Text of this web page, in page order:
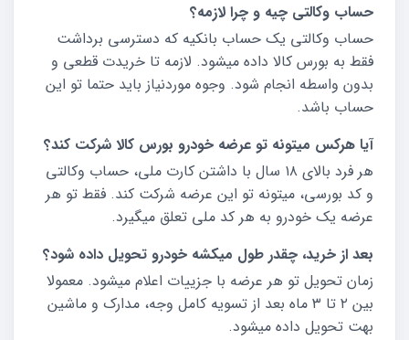
حساب وکالتی چیه و چرا لازمه؟
حساب وکالتی یک حساب بانکیه که دسترسی برداشت
فقط به بورس کالا داده میشود. لازمه تا خریدت قطعی و
بدون واسطه انجام شود. وجوه موردنیاز باید حتما تو این
حساب باشد.
آیا هرکس میتونه تو عرضه خودرو بورس کالا شرکت کند؟
هر فرد بالای ۱۸ سال با داشتن کارت ملی، حساب وکالتی
و کد بورسی، میتونه تو این عرضه شرکت کند. فقط تو هر
عرضه یک خودرو به هر کد ملی تعلق میگیرد.
بعد از خرید، چقدر طول میکشه خودرو تحویل داده شود؟
زمان تحویل تو هر عرضه با جزییات اعلام میشود. معمولا
بین ۲ تا ۳ ماه بعد از تسویه کامل وجه، مدارک و ماشین
بهت تحویل داده میشود.